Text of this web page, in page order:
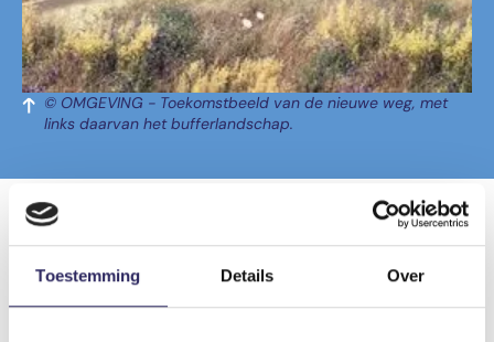
Toestemming Details Over
© OMGEVING - Toekomstbeeld van de nieuwe weg, met
links daarvan het bufferlandschap.
Doelpolder Zuid